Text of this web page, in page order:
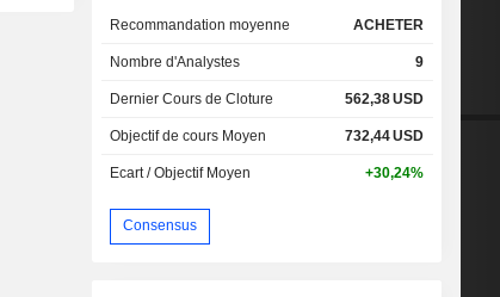
Recommandation moyenne ACHETER
Nombre d'Analystes 9
Dernier Cours de Cloture 562,38USD
Objectif de cours Moyen 732,44USD
Ecart / Objectif Moyen +30,24%
Consensus